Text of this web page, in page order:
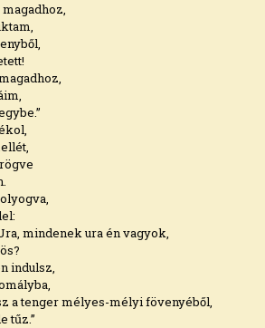
mindenek ura én vagyok,
indulsz,
a tenger mélyes-mélyi fövenyéből,
tűz.”